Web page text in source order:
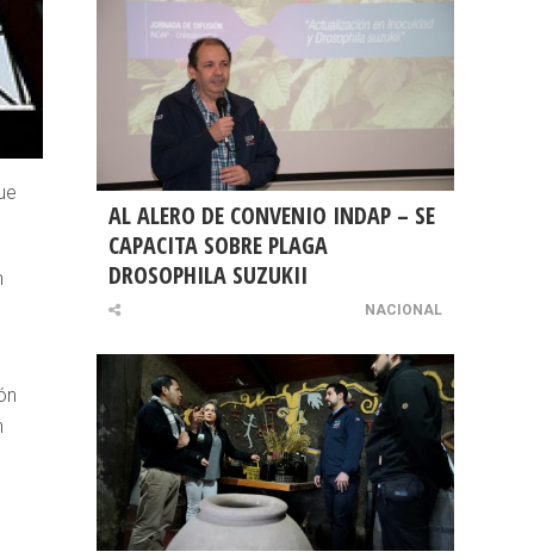
AL ALERO DE CONVENIO INDAP – SE
CAPACITA SOBRE PLAGA
DROSOPHILA SUZUKII
NACIONAL